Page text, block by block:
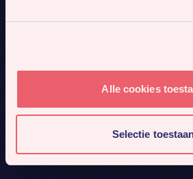
Alle cookies
Selectie